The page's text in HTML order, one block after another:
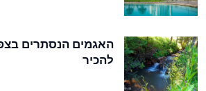
האגמים הנסתרים
להכיר